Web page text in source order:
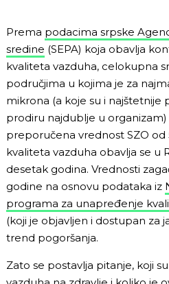
Prema podacima srpske
sredine (SEPA) koja obavlja
kvaliteta vazduha, celokupna
područjima u kojima je za
mikrona (a koje su i najštetnije
prodiru najdublje u
preporučena vrednost SZO od
kvaliteta vazduha obavlja se u
desetak godina. Vrednosti
godine na osnovu podataka iz
programa za unapređenje
(koji je objavljen i dostupan za
trend pogoršanja.
Zato se postavlja pitanje, koji